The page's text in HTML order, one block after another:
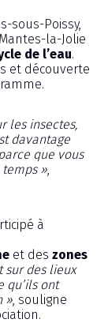
sous-Poissy,
la-Jolie
de l’eau.
et découverte
les insectes,
davantage
que vous
»
à
et des zones
sur des lieux
qu’ils ont
» , souligne